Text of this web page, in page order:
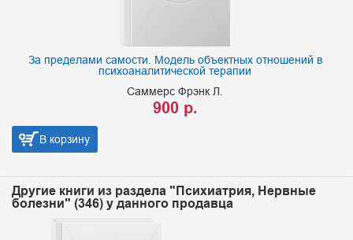
За пределами самости. Модель объектных отношений в
психоаналитической терапии
Саммерс Фрэнк Л.
900 р.
В корзину
Другие книги из раздела "Психиатрия, Нервные
болезни" (346) у данного продавца